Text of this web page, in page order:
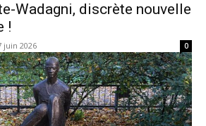
Wadagni, discrète nouvelle
!
juin 2026 0